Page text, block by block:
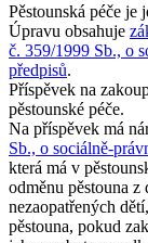
Pěstounská péče je
Úpravu obsahuje
č. 359/1999 Sb., o
předpisů.
Příspěvek na
pěstounské péče.
Na příspěvek má
Sb., o sociálně-
která má v
odměnu pěstouna
nezaopatřených
pěstouna, pokud